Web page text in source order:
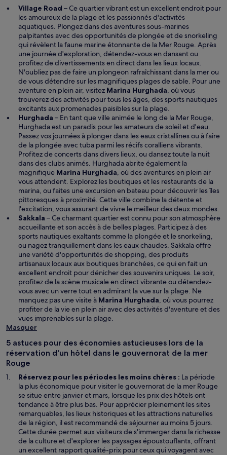
Village Road – Ce quartier vibrant est un excellent endroit pour
les amoureux de la plage et les passionnés d'activités
aquatiques. Plongez dans des aventures sous-marines
palpitantes avec des opportunités de plongée et de snorkeling
qui révèlent la faune marine étonnante de la Mer Rouge. Après
une journée d'exploration, détendez-vous en dansant ou
profitez de divertissements en direct dans les lieux locaux.
N'oubliez pas de faire un plongeon rafraîchissant dans la mer ou
de vous détendre sur les magnifiques plages de sable. Pour une
aventure en plein air, visitez Marina Hurghada, où vous
trouverez des activités pour tous les âges, des sports nautiques
excitants aux promenades paisibles sur la plage.
Hurghada – En tant que ville animée le long de la Mer Rouge,
Hurghada est un paradis pour les amateurs de soleil et d'eau.
Passez vos journées à plonger dans les eaux cristallines ou à faire
de la plongée avec tuba parmi les récifs coralliens vibrants.
Profitez de concerts dans divers lieux, ou dansez toute la nuit
dans des clubs animés. Hurghada abrite également la
magnifique Marina Hurghada, où des aventures en plein air
vous attendent. Explorez les boutiques et les restaurants de la
marina, ou faites une excursion en bateau pour découvrir les îles
pittoresques à proximité. Cette ville combine la détente et
l'excitation, vous assurant de vivre le meilleur des deux mondes.
Sakkala – Ce charmant quartier est connu pour son atmosphère
accueillante et son accès à de belles plages. Participez à des
sports nautiques exaltants comme la plongée et le snorkeling,
ou nagez tranquillement dans les eaux chaudes. Sakkala offre
une variété d'opportunités de shopping, des produits
artisanaux locaux aux boutiques branchées, ce qui en fait un
excellent endroit pour dénicher des souvenirs uniques. Le soir,
profitez de la scène musicale en direct vibrante ou détendez-
vous avec un verre tout en admirant la vue sur la plage. Ne
manquez pas une visite à Marina Hurghada, où vous pourrez
profiter de la vie en plein air avec des activités d'aventure et des
vues imprenables sur la plage.
Masquer
5 astuces pour des économies astucieuses lors de la
réservation d'un hôtel dans le gouvernorat de la mer
Rouge
Réservez pour les périodes les moins chères : La période
la plus économique pour visiter le gouvernorat de la mer Rouge
se situe entre janvier et mars, lorsque les prix des hôtels ont
tendance à être plus bas. Pour apprécier pleinement les sites
remarquables, les lieux historiques et les attractions naturelles
de la région, il est recommandé de séjourner au moins 5 jours.
Cette durée permet aux visiteurs de s'immerger dans la richesse
de la culture et d'explorer les paysages époustouflants, offrant
un excellent rapport qualité-prix pour ceux qui voyagent avec